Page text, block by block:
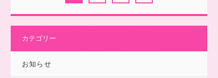
カテゴリー
お知らせ